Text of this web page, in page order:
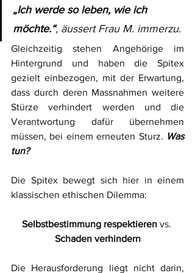
„Ich werde so leben, wie ich
möchte.“, äussert Frau M. immerzu.
Gleichzeitig stehen Angehörige im
Hintergrund und haben die Spitex
gezielt einbezogen, mit der Erwartung,
dass durch deren Massnahmen weitere
Stürze verhindert werden und die
Verantwortung dafür übernehmen
müssen, bei einem erneuten Sturz. Was
tun?
Die Spitex bewegt sich hier in einem
klassischen ethischen Dilemma:
Selbstbestimmung respektieren vs.
Schaden verhindern
Die Herausforderung liegt nicht darin,